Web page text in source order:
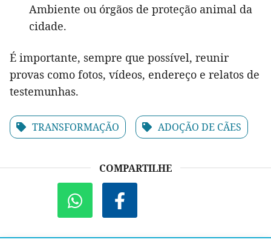
Ambiente ou órgãos de proteção animal da
cidade.
É importante, sempre que possível, reunir
provas como fotos, vídeos, endereço e relatos de
testemunhas.
TRANSFORMAÇÃO ADOÇÃO DE CÃES
COMPARTILHE